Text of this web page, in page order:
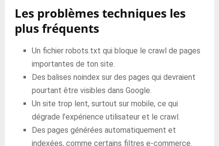
Les problèmes techniques les
plus fréquents
Un fichier robots.txt qui bloque le crawl de pages
importantes de ton site.
Des balises noindex sur des pages qui devraient
pourtant être visibles dans Google.
Un site trop lent, surtout sur mobile, ce qui
dégrade l’expérience utilisateur et le crawl.
Des pages générées automatiquement et
indexées, comme certains filtres e-commerce.